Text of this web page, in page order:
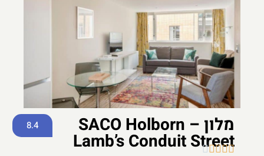
מלון SACO Holborn –
Lamb’s Conduit Street
8.4




